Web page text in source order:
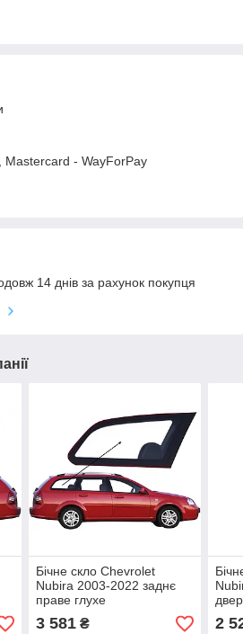
- WayForPay
14 днів за рахунок покупця
Бічне скло Chevrolet
Nubira 2003-2022 заднє
праве глухе
3 581₴ 2